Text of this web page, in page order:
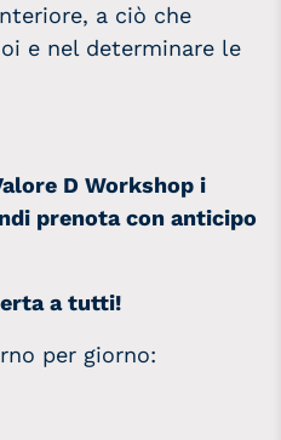
a ciò che
e nel determinare le
D Workshop i
prenota con anticipo
a tutti!
per giorno: